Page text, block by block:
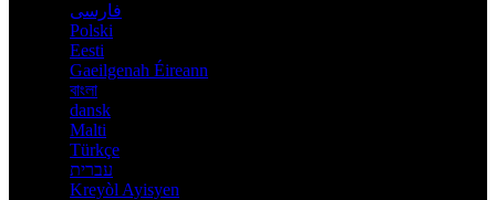
فارسی
Polski
Eesti
Gaeilgenah Éireann
বাংলা
dansk
Malti
Türkçe
עברית
Kreyòl Ayisyen